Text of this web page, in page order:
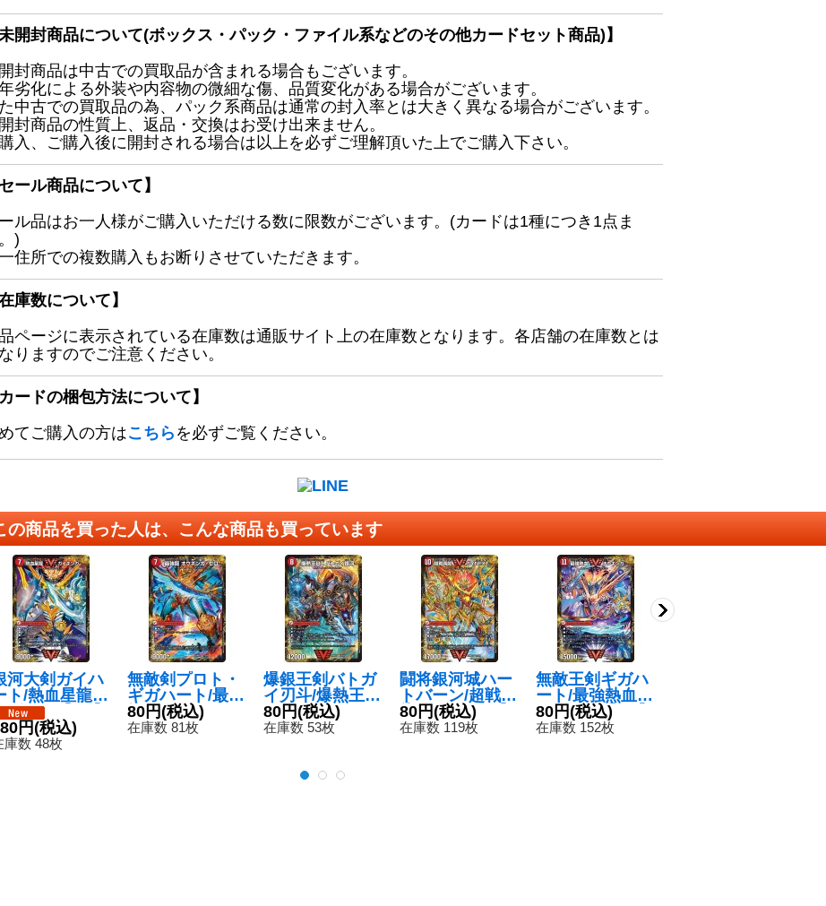
未開封商品について(ボックス・パック・ファイル系などのその他カードセット商品)】
封商品は中古での買取品が含まれる場合もございます。
劣化による外装や内容物の微細な傷、品質変化がある場合がございます。
中古での買取品の為、パック系商品は通常の封入率とは大きく異なる場合がございます。
封商品の性質上、返品・交換はお受け出来ません。
入、ご購入後に開封される場合は以上を必ずご理解頂いた上でご購入下さい。
セール商品について】
ル品はお一人様がご購入いただける数に限数がございます。(カードは1種につき1点ま
)
住所での複数購入もお断りさせていただきます。
在庫数について】
ページに表示されている在庫数は通販サイト上の在庫数となります。各店舗の在庫数とは
りますのでご注意ください。
カードの梱包方法について】
てご購入の方はこちら を必ずご覧ください。
の商品を買った人は、こんな商品も買っています
河大剣ガイハ
ト/熱血星龍ガ
ギンガ【VV】
20/3
20}《超次元》
円(税込)
庫数 48枚
無敵剣プロト・
ギガハート/最強
龍オウギンガ・
ゼロ【VR】{25
80円(税込)
在庫数 81枚
爆銀王剣バトガ
イ刃斗/爆熱王D
Xバトガイ銀河
【VIC】{25BD3
80円(税込)
在庫数 53枚
闘将銀河城ハー
トバーン/超戦覇
龍ガイNEXT【V
V】{25BD31b/2
80円(税込)
在庫数 119枚
無敵王剣ギガハ
ート/最強熱血オ
ウギンガ【VV】
{25BD32b/20/2
80円(税込)
在庫数 152枚